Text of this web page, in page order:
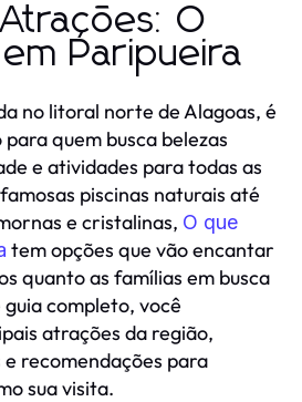
O
Paripueira
no litoral norte de Alagoas, é
quem busca belezas
e atividades para todas as
piscinas naturais até
e cristalinas, O que
tem opções que vão encantar
quanto as famílias em busca
completo, você
atrações da região,
recomendações para
sua visita.